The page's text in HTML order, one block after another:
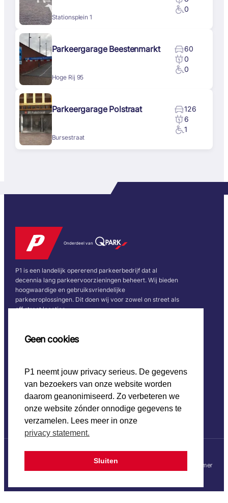
Geen cookies
P1 neemt jouw privacy serieus. De gegevens
van bezoekers van onze website worden
daarom geanonimiseerd. Zo verbeteren we
onze website zónder onnodige gegevens te
verzamelen. Lees meer in onze
privacy statement.
Sluiten
Stationsplein 1
0
Parkeergarage Beestenmarkt
Hoge Rij 95
60
0
0
Parkeergarage Polstraat
Bursestraat
126
6
1
Onderdeel van
P1 is een landelijk opererend parkeerbedrijf dat al
decennia lang parkeervoorzieningen beheert. Wij bieden
hoogwaardige en gebruiksvriendelijke
parkeeroplossingen. Dit doen wij voor zowel on street als
off street locaties.
Snel naar
Home
CO2 beleid
Werken bij P1
Onze keurmerken
© 2025 P1 Disclaimer